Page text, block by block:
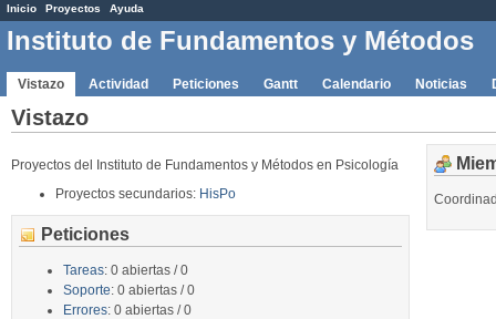
Inicio Proyectos Ayuda
Instituto de Fundamentos y Métodos
Vistazo Actividad Peticiones Gantt Calendario Noticias
Vistazo
Proyectos del Instituto de Fundamentos y Métodos en Psicología
Proyectos secundarios: HisPo
Peticiones
Tareas: 0 abiertas / 0
Soporte: 0 abiertas / 0
Errores: 0 abiertas / 0